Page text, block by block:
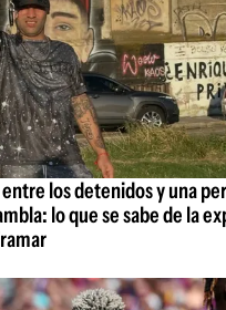
los detenidos y una
lo que se sabe de la